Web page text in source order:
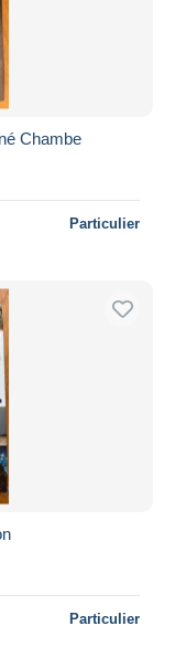
Chambe
Particulier
Particulier